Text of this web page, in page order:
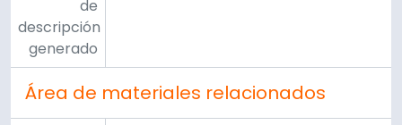
de
descripción
generado
Área de materiales relacionados